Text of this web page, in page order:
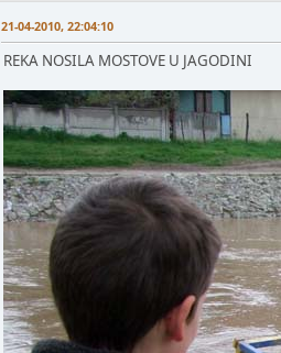
21-04-2010, 22:04:10
REKA NOSILA MOSTOVE U JAGODINI